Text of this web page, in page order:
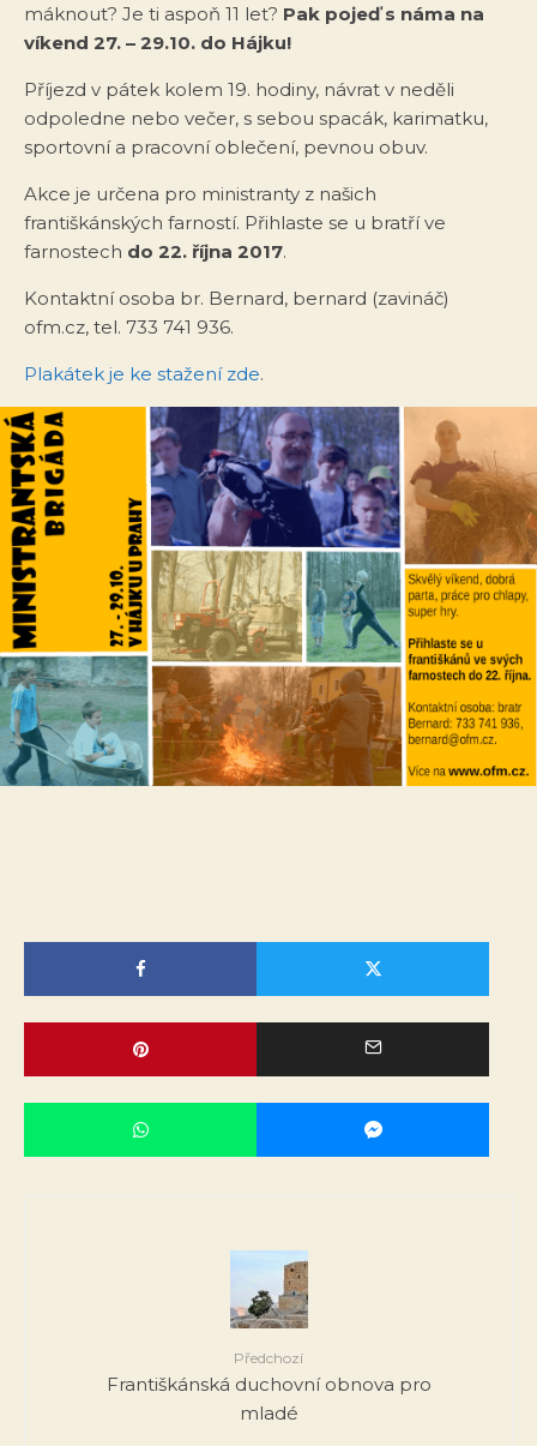
máknout? Je ti aspoň 11 let? Pak pojeď s náma na
víkend 27. – 29.10. do Hájku!
Příjezd v pátek kolem 19. hodiny, návrat v neděli
odpoledne nebo večer, s sebou spacák, karimatku,
sportovní a pracovní oblečení, pevnou obuv.
Akce je určena pro ministranty z našich
františkánských farností. Přihlaste se u bratří ve
farnostech do 22. října 2017.
Kontaktní osoba br. Bernard, bernard (zavináč)
ofm.cz, tel. 733 741 936.
Plakátek je ke stažení zde.
Předchozí
Františkánská duchovní obnova pro
mladé